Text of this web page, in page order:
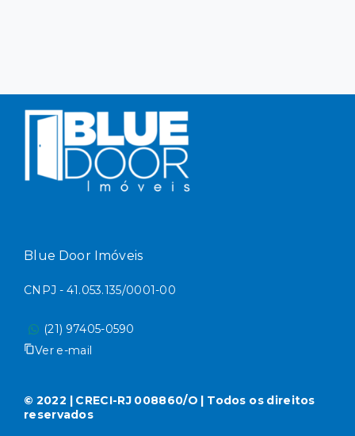
Blue Door Imóveis
CNPJ - 41.053.135/0001-00
(21) 97405-0590
Ver e-mail
© 2022 | CRECI-RJ 008860/O | Todos os direitos
reservados